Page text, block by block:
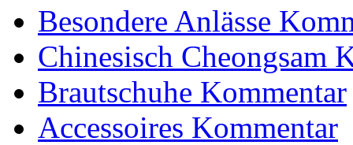
Besondere Anlässe
Chinesisch Cheongsam
Brautschuhe Kommentar
Accessoires Kommentar